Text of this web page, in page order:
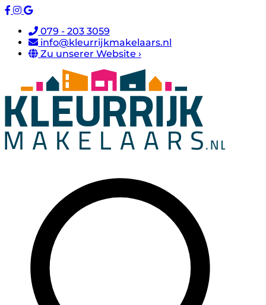
079 - 203 3059
info@kleurrijkmakelaars.nl
Zu unserer Website ›